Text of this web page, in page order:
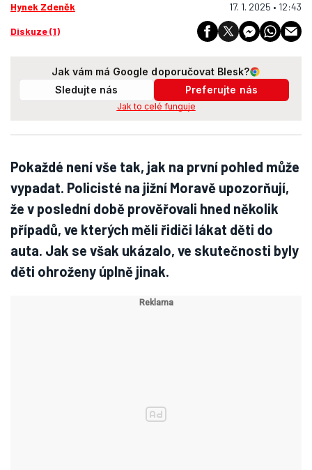
Hynek Zdeněk 17. 1. 2025 • 12:43
Diskuze (1)
Jak vám má Google doporučovat Blesk?
Sledujte nás
Preferujte nás
Jak to celé funguje
Pokaždé není vše tak, jak na první pohled může
vypadat. Policisté na jižní Moravě upozorňují,
že v poslední době prověřovali hned několik
případů, ve kterých měli řidiči lákat děti do
auta. Jak se však ukázalo, ve skutečnosti byly
děti ohroženy úplně jinak.